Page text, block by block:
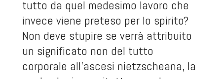
tutto da quel medesimo lavoro che
invece viene preteso per lo spirito?
Non deve stupire se verrà attribuito
un significato non del tutto
corporale all’ascesi nietzscheana, la